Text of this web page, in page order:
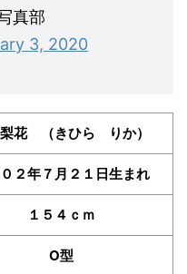
真部
3, 2020
花 （きひら りか）
２年７月２１日生まれ
１５４ｃｍ
O型